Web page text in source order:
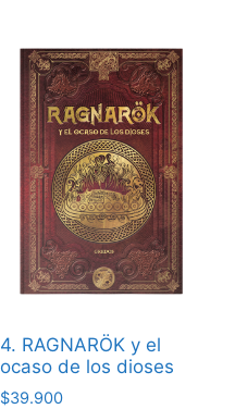
4. RAGNARÖK y el
ocaso de los dioses
$39.900